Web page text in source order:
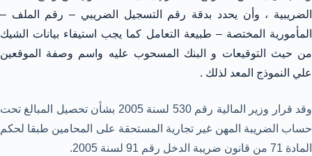
الضريبية ، وأن يحدد بدقة رقم التسجيل الضريبي – رقم الملف –
المأمورية المختصة – طبيعة التعامل كما يجب استيفاء بيانات الشيك
من حيث التوقيعات و البنك المسحوب عليه واسم وصفة الموقعين
علي النموذج المعد لذلك .
وقد قرار وزير المالية رقم 530 لسنة 2005 بشأن تحصيل المبالغ تحت
حساب الضريبة المهن غير تجارية المستحقة على المحامين طبقا لحكم
المادة 71 من قانون ضريبة الدخل رقم 91 لسنة 2005.